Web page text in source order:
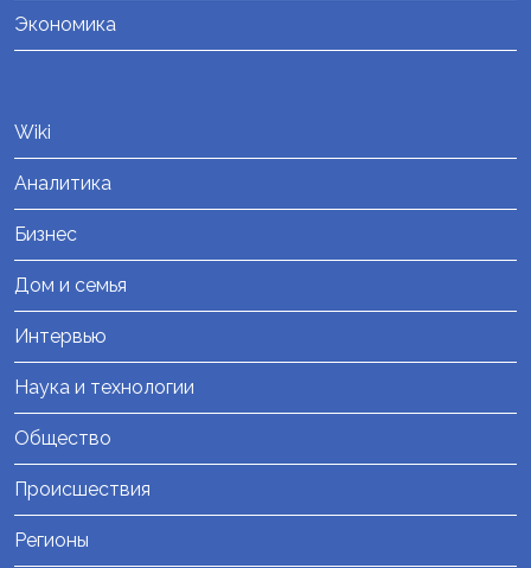
Экономика
Wiki
Аналитика
Бизнес
Дом и семья
Интервью
Наука и технологии
Общество
Происшествия
Регионы